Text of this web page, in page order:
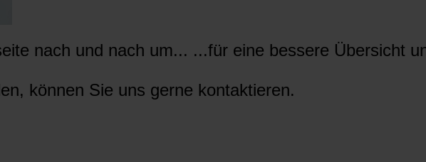
nach und nach um... ...für eine bessere Übersicht
können Sie uns gerne kontaktieren.